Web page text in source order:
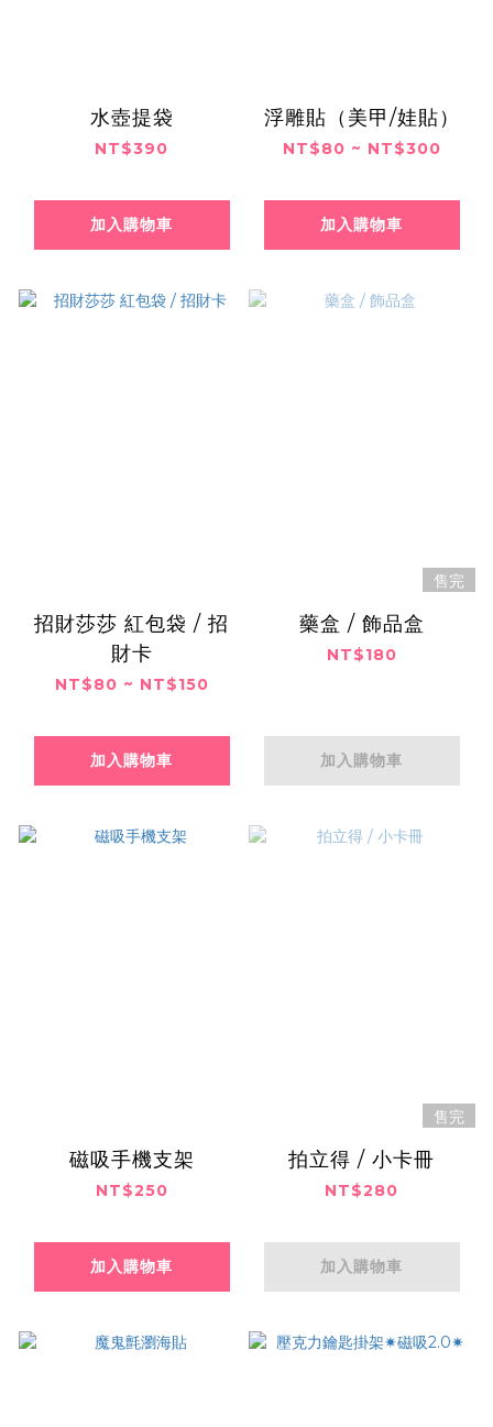
水壺提袋
NT$390
加入購物車
浮雕貼（美甲/娃貼）
NT$80 ~ NT$300
加入購物車
招財莎莎 紅包袋 / 招
財卡
NT$80 ~ NT$150
加入購物車
售完
藥盒 / 飾品盒
NT$180
加入購物車
磁吸手機支架
NT$250
加入購物車
售完
拍立得 / 小卡冊
NT$280
加入購物車